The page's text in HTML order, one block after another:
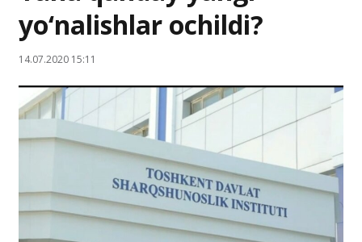
yo‘nalishlar ochildi?
14.07.2020 15:11